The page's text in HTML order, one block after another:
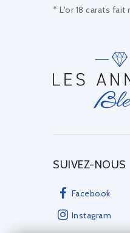
* L'or 18 carats
SUIVEZ-NOUS
Facebook
Instagram